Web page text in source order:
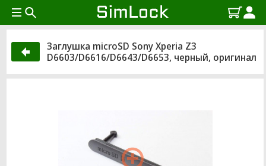
Заглушка microSD Sony Xperia Z3
D6603/D6616/D6643/D6653, черный, оригинал